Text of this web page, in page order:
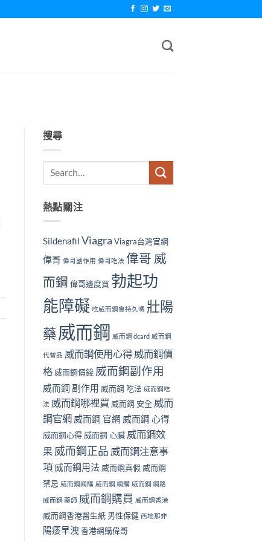
搜尋
熱點關注
Sildenafil Viagra Viagra台灣官網
偉哥 偉哥副作用 偉哥吃法 偉哥 威
而鋼 偉哥邊度買 勃起功
能障礙 吃威而鋼會持久嗎 壯陽
藥 威而鋼 威而鋼 dcard 威而鋼
代替品 威而鋼使用心得 威而鋼價
格 威而鋼價錢 威而鋼副作用
威而鋼 副作用 威而鋼 吃法 威而鋼吃
法 威而鋼哪裡買 威而鋼 安全 威而
鋼官網 威而鋼 官網 威而鋼 心得
威而鋼心得 威而鋼 心臟 威而鋼效
果 威而鋼正品 威而鋼注意事
項 威而鋼用法 威而鋼真假 威而鋼
禁忌 威而鋼網購 威而鋼 網購 威而鋼 網路
威而鋼 藥師 威而鋼購買 威而鋼香港
威而鋼香港醫生紙 男性保健 西地那非
陽痿早洩 香港網購偉哥